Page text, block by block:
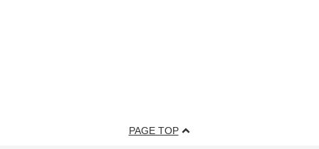
PAGE TOP